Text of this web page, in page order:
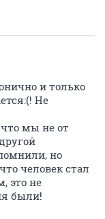
и только
Не
мы не от
но
человек стал
это не
были!